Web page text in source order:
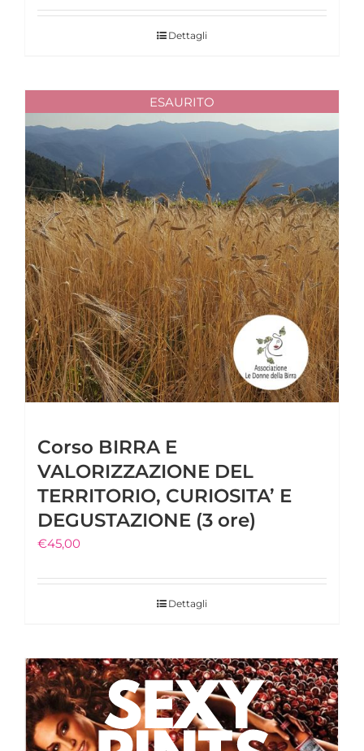
Dettagli
ESAURITO
Corso BIRRA E
VALORIZZAZIONE DEL
TERRITORIO, CURIOSITA’ E
DEGUSTAZIONE (3 ore)
€45,00
Dettagli